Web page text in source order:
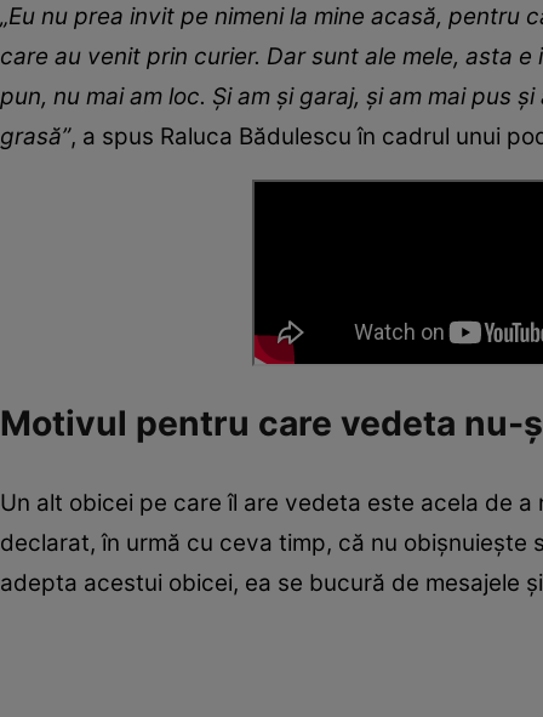
„Eu nu prea invit pe nimeni la mine acasă, pentru
care au venit prin curier. Dar sunt ale mele, asta
pun, nu mai am loc. Și am și garaj, și am mai pus
grasă”, a spus Raluca Bădulescu în cadrul unui
Motivul pentru care vedeta nu-
Un alt obicei pe care îl are vedeta este acela de
declarat, în urmă cu ceva timp, că nu
adepta acestui obicei, ea se bucură de mesajele